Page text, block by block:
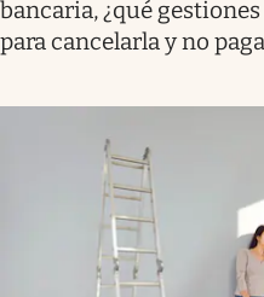
bancaria, ¿qué
para cancelarla y no